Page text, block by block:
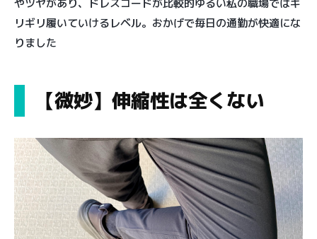
リギリ履いていけるレベル。おかげで毎日の通勤が快適にな
りました
【微妙】伸縮性は全くない